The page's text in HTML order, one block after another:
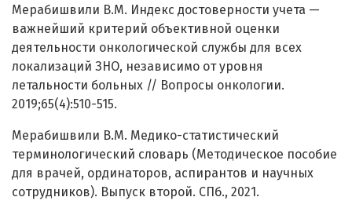
Мерабишвили В.М. Индекс достоверности учета —
важнейший критерий объективной оценки
деятельности онкологической службы для всех
локализаций ЗНО, независимо от уровня
летальности больных // Вопросы онкологии.
2019;65(4):510-515.
Мерабишвили В.М. Медико-статистический
терминологический словарь (Методическое пособие
для врачей, ординаторов, аспирантов и научных
сотрудников). Выпуск второй. СПб., 2021.